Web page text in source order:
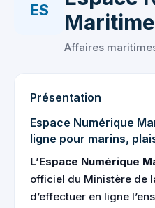
ES
Maritime
Affaires
Présentation
Espace Numérique
ligne pour marins,
L’Espace Numérique
officiel du Ministère de
d’effectuer en ligne